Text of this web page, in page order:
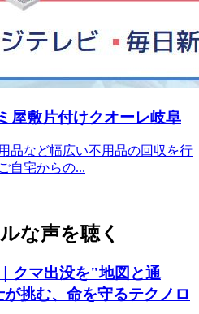
敷片付けクオーレ岐阜
品など幅広い不用品の回収を行
自宅からの...
な声を聴く
クマ出没を"地図と通
挑む、命を守るテクノロ